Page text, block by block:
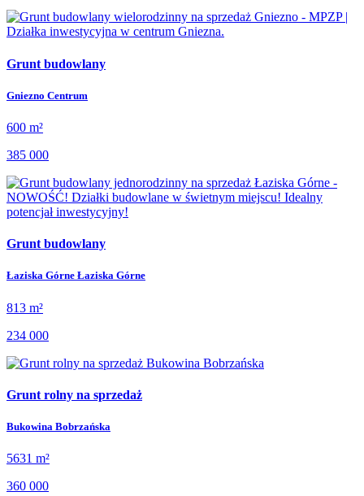
Grunt budowlany
Gniezno Centrum
600 m²
385 000
Grunt budowlany
Łaziska Górne Łaziska Górne
813 m²
234 000
Grunt rolny na sprzedaż
Bukowina Bobrzańska
5631 m²
360 000